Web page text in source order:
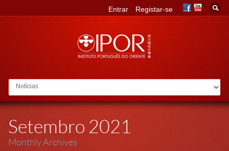
Go to:
Entrar Registar-se
Setembro 2021
Monthly Archives